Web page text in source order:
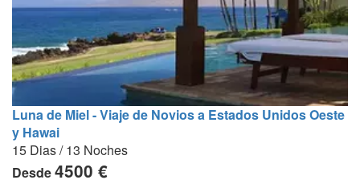
Luna de Miel - Viaje de Novios a Estados Unidos Oeste
y Hawai
15 Dias / 13 Noches
Desde4500 €